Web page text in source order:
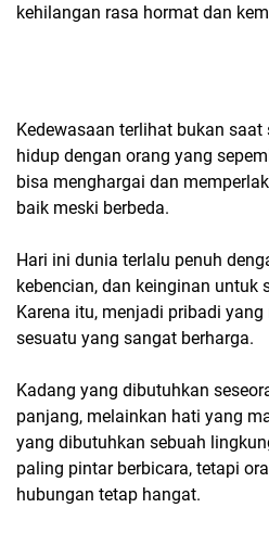
kehilangan rasa hormat dan
Kedewasaan terlihat bukan
hidup dengan orang yang
bisa menghargai dan
baik meski berbeda.
Hari ini dunia terlalu penuh
kebencian, dan keinginan untuk
Karena itu, menjadi pribadi
sesuatu yang sangat berharga.
Kadang yang dibutuhkan
panjang, melainkan hati yang
yang dibutuhkan sebuah
paling pintar berbicara, tetapi
hubungan tetap hangat.